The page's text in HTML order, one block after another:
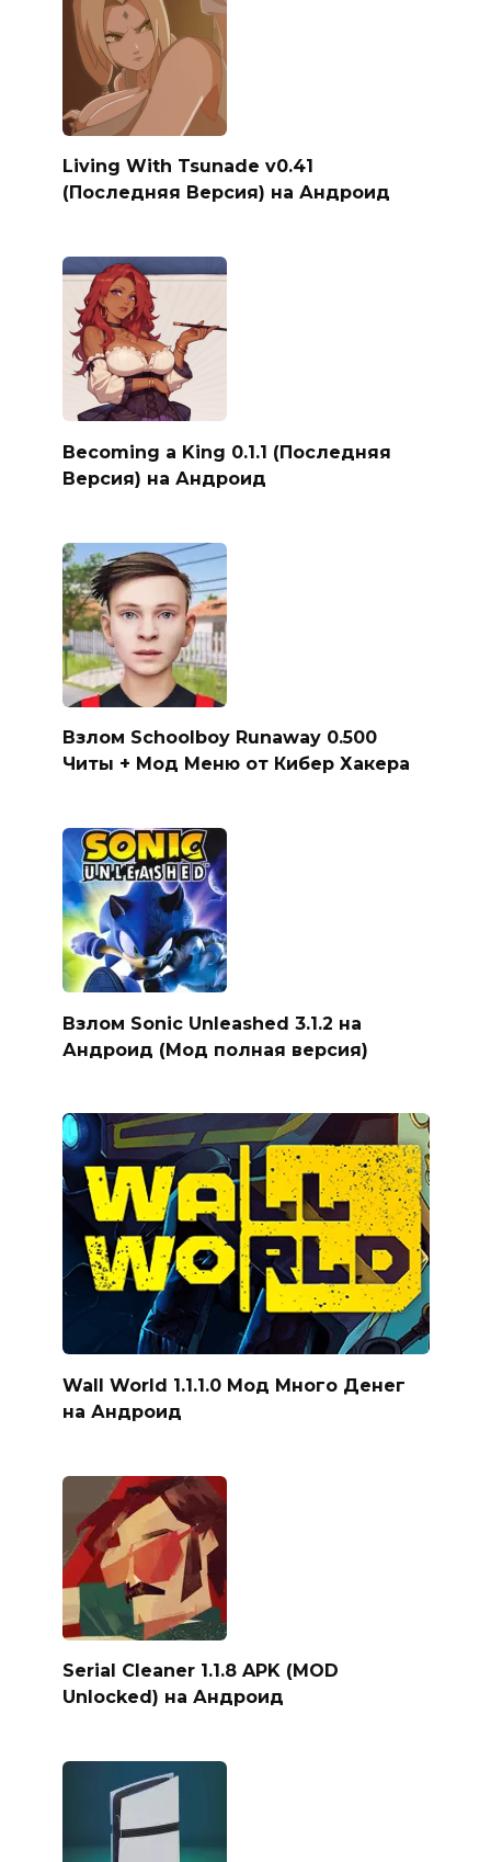
Living With Tsunade v0.41
(Последняя Версия) на Андроид
Becoming a King 0.1.1 (Последняя
Версия) на Андроид
Взлом Schoolboy Runaway 0.500
Читы + Мод Меню от Кибер Хакера
Взлом Sonic Unleashed 3.1.2 на
Андроид (Мод полная версия)
Wall World 1.1.1.0 Мод Много Денег
на Андроид
Serial Cleaner 1.1.8 APK (MOD
Unlocked) на Андроид